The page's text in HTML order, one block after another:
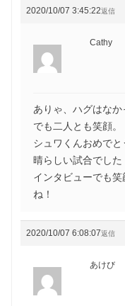
2020/10/07 3:45:22返信
Cathy
ありゃ、ハグはなか
でも二人とも笑顔。
シュワくんおめで
晴らしい試合でした
インタビューでも
ね！
2020/10/07 6:08:07返信
あけび